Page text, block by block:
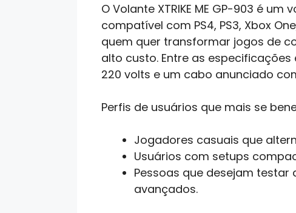
O Volante XTRIKE ME GP-903 é
compatível com PS4, PS3, Xbox
quem quer transformar jogos de
alto custo. Entre as
220 volts e um cabo anunciado
Perfis de usuários que mais se
Jogadores casuais que
Usuários com setups
Pessoas que desejam
avançados.